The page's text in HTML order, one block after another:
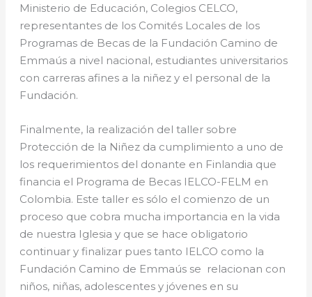
Ministerio de Educación, Colegios CELCO,
representantes de los Comités Locales de los
Programas de Becas de la Fundación Camino de
Emmaús a nivel nacional, estudiantes universitarios
con carreras afines a la niñez y el personal de la
Fundación.
Finalmente, la realización del taller sobre
Protección de la Niñez da cumplimiento a uno de
los requerimientos del donante en Finlandia que
financia el Programa de Becas IELCO-FELM en
Colombia. Este taller es sólo el comienzo de un
proceso que cobra mucha importancia en la vida
de nuestra Iglesia y que se hace obligatorio
continuar y finalizar pues tanto IELCO como la
Fundación Camino de Emmaús se relacionan con
niños, niñas, adolescentes y jóvenes en su